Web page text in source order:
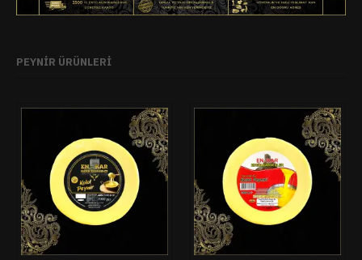
PEYNIR ÜRÜNLERI